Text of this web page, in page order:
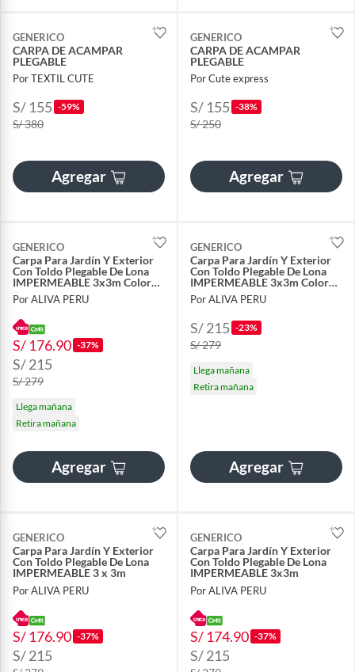
GENERICO
CARPA DE ACAMPAR
PLEGABLE
Por TEXTIL CUTE
S/ 155 -59%
S/ 380
Agregar
GENERICO
CARPA DE ACAMPAR
PLEGABLE
Por Cute express
S/ 155 -38%
S/ 250
Agregar
GENERICO
Carpa Para Jardín Y Exterior
Con Toldo Plegable De Lona
IMPERMEABLE 3x3m Color
Azul
Por ALIVA PERU
S/ 176.90 -37%
S/ 215
S/ 279
Llega mañana
Retira mañana
Agregar
GENERICO
Carpa Para Jardín Y Exterior
Con Toldo Plegable De Lona
IMPERMEABLE 3x3m Color
Azul
Por ALIVA PERU
S/ 215 -23%
S/ 279
Llega mañana
Retira mañana
Agregar
GENERICO
Carpa Para Jardín Y Exterior
Con Toldo Plegable De Lona
IMPERMEABLE 3 x 3m
Por ALIVA PERU
S/ 176.90 -37%
S/ 215
GENERICO
Carpa Para Jardín Y Exterior
Con Toldo Plegable De Lona
IMPERMEABLE 3x3m
Por ALIVA PERU
S/ 174.90 -37%
S/ 215